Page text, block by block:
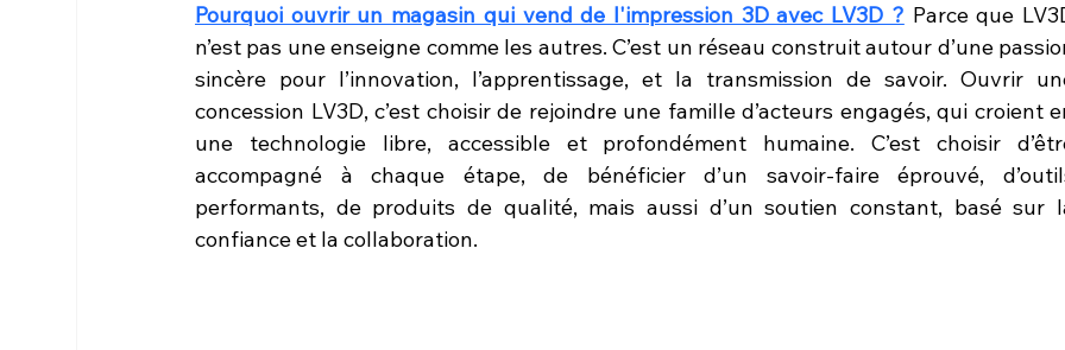
Pourquoi ouvrir un magasin qui vend de l'impression 3D avec LV3D ? Parce que
n’est pas une enseigne comme les autres. C’est un réseau construit autour d’une
sincère pour l’innovation, l’apprentissage, et la transmission de savoir. Ouvrir
concession LV3D, c’est choisir de rejoindre une famille d’acteurs engagés, qui croient
une technologie libre, accessible et profondément humaine. C’est choisir
accompagné à chaque étape, de bénéficier d’un savoir-faire éprouvé,
performants, de produits de qualité, mais aussi d’un soutien constant, basé sur
confiance et la collaboration.